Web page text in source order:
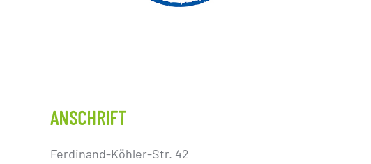
ANSCHRIFT
Ferdinand-Köhler-Str. 42